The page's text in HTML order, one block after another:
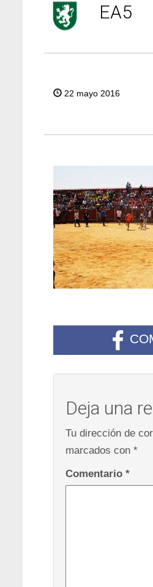
EA5
22 mayo 2016
Deja una
Tu dirección de
marcados con *
Comentario *